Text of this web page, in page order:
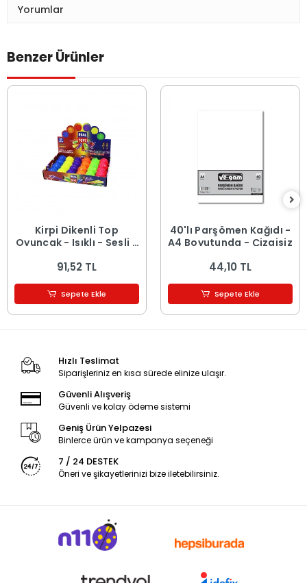
Yorumlar
Benzer Ürünler
Kirpi Dikenli Top
Oyuncak - Işıklı - Sesli -
91,52 TL
Sepete Ekle
40'lı Parşömen Kağıdı -
A4 Boyutunda - Çizgisiz
44,10 TL
Sepete Ekle
Hızlı Teslimat
Siparişleriniz en kısa sürede elinize ulaşır.
Güvenli Alışveriş
Güvenli ve kolay ödeme sistemi
Geniş Ürün Yelpazesi
Binlerce ürün ve kampanya seçeneği
7 / 24 DESTEK
Öneri ve şikayetlerinizi bize iletebilirsiniz.